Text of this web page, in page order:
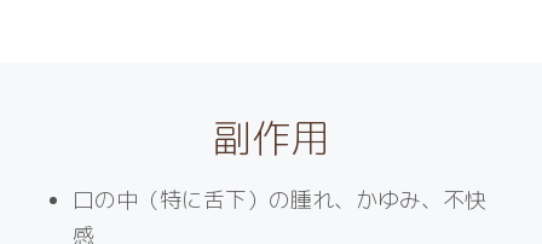
副作用
口の中（特に舌下）の腫れ、かゆみ、不快
感